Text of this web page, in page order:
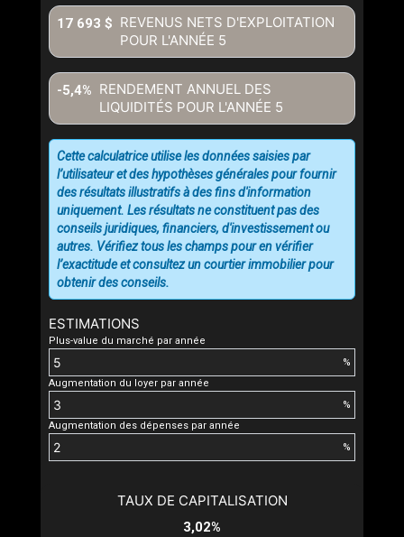
REVENUS NETS D'EXPLOITATION
POUR L'ANNÉE 5
17 693 $
RENDEMENT ANNUEL DES
LIQUIDITÉS POUR L'ANNÉE 5
-5,4%
ESTIMATIONS
Plus-value du marché par année
%
Augmentation du loyer par année
%
Augmentation des dépenses par année
%
Cette calculatrice utilise les données saisies par
l’utilisateur et des hypothèses générales pour fournir
des résultats illustratifs à des fins d'information
uniquement. Les résultats ne constituent pas des
conseils juridiques, financiers, d'investissement ou
autres. Vérifiez tous les champs pour en vérifier
l’exactitude et consultez un courtier immobilier pour
obtenir des conseils.
TAUX DE CAPITALISATION
3,02%